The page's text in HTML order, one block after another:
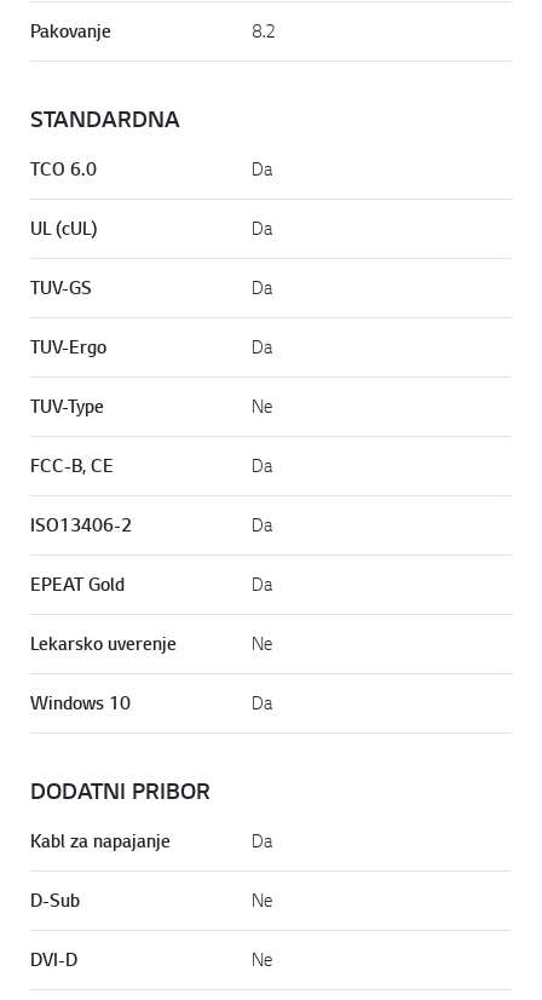
Pakovanje 8.2
STANDARDNA
TCO 6.0 Da
UL (cUL) Da
TUV-GS Da
TUV-Ergo Da
TUV-Type Ne
FCC-B, CE Da
ISO13406-2 Da
EPEAT Gold Da
Lekarsko uverenje Ne
Windows 10 Da
DODATNI PRIBOR
Kabl za napajanje Da
D-Sub Ne
DVI-D Ne